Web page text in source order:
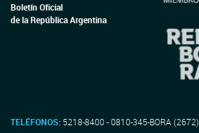
Boletín Oficial
de la República Argentina
TELÉFONOS: 5218-8400 - 0810-345-BORA (2672)